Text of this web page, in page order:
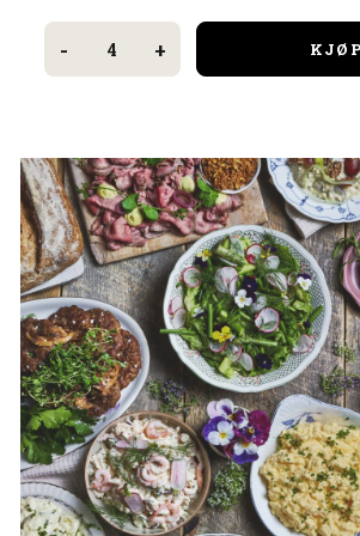
-
Eksklusiv
tapas
antall+ KJØP